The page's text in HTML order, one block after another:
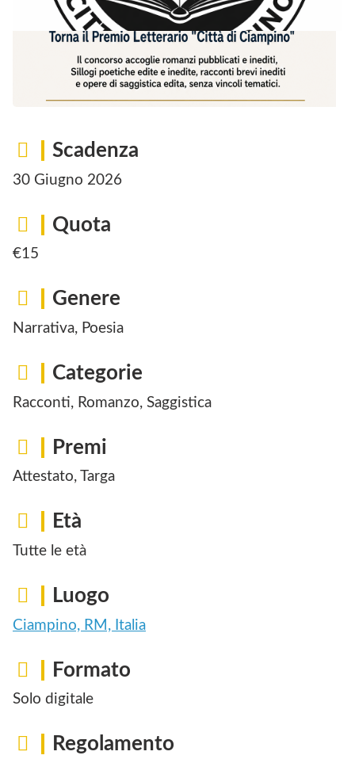
Scadenza
30 Giugno 2026
Quota
€15
Genere
Narrativa, Poesia
Categorie
Racconti, Romanzo, Saggistica
Premi
Attestato, Targa
Età
Tutte le età
Luogo
Ciampino, RM, Italia
Formato
Solo digitale
Regolamento